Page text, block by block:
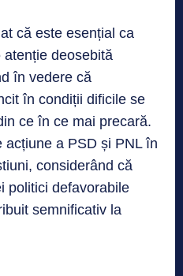
că este esențial ca
deosebită
în vedere că
în condiții dificile se
ce în ce mai precară.
acțiune a PSD și PNL în
considerând că
politici defavorabile
semnificativ la